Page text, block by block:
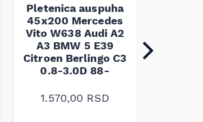
Pletenica auspuha
45x200 Mercedes
Vito W638 Audi A2
A3 BMW 5 E39
Citroen Berlingo C3
0.8-3.0D 88-
1.570,00 RSD